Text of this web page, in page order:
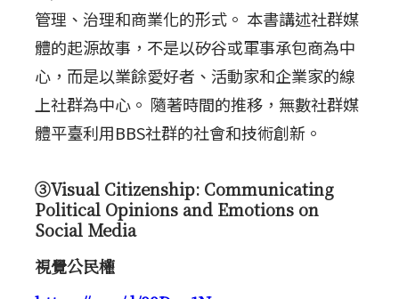
管理、治理和商業化的形式。 本書講述社群媒
體的起源故事，不是以矽谷或軍事承包商為中
心，而是以業餘愛好者、活動家和企業家的線
上社群為中心。 隨著時間的推移，無數社群媒
體平臺利用BBS社群的社會和技術創新。
③Visual Citizenship: Communicating
Political Opinions and Emotions on
Social Media
視覺公民權